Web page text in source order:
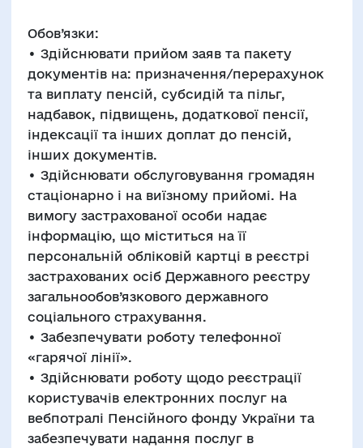
Обов’язки:
• Здійснювати прийом заяв та пакету
документів на: призначення/перерахунок
та виплату пенсій, субсидій та пільг,
надбавок, підвищень, додаткової пенсії,
індексації та інших доплат до пенсій,
інших документів.
• Здійснювати обслуговування громадян
стаціонарно і на виїзному прийомі. На
вимогу застрахованої особи надає
інформацію, що міститься на її
персональній обліковій картці в реєстрі
застрахованих осіб Державного реєстру
загальнообов’язкового державного
соціального страхування.
• Забезпечувати роботу телефонної
«гарячої лінії».
• Здійснювати роботу щодо реєстрації
користувачів електронних послуг на
вебпотралі Пенсійного фонду України та
забезпечувати надання послуг в